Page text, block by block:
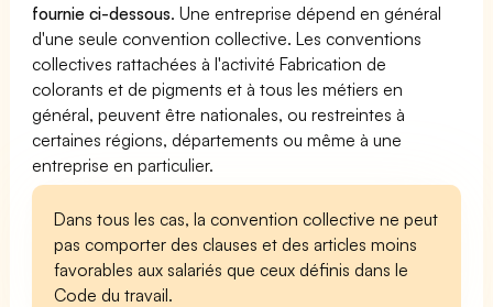
fournie ci-dessous. Une entreprise dépend en général
d'une seule convention collective. Les conventions
collectives rattachées à l'activité Fabrication de
colorants et de pigments et à tous les métiers en
général, peuvent être nationales, ou restreintes à
certaines régions, départements ou même à une
entreprise en particulier.
Dans tous les cas, la convention collective ne peut
pas comporter des clauses et des articles moins
favorables aux salariés que ceux définis dans le
Code du travail.